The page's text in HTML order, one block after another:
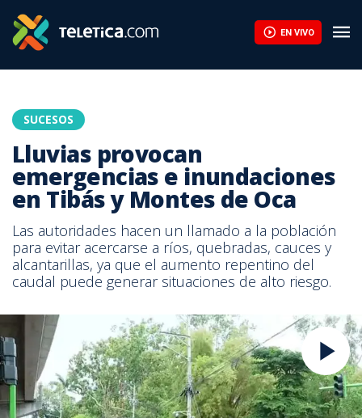
EN VIVO
SUCESOS
Lluvias provocan
emergencias e inundaciones
en Tibás y Montes de Oca
Las autoridades hacen un llamado a la población
para evitar acercarse a ríos, quebradas, cauces y
alcantarillas, ya que el aumento repentino del
caudal puede generar situaciones de alto riesgo.